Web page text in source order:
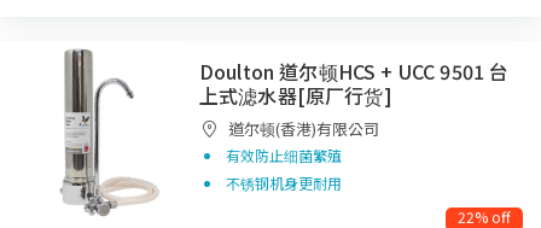
Doulton 道尔顿HCS + UCC 9501 台
上式滤水器[原厂行货]
道尔顿(香港)有限公司
有效防止细菌繁殖
不锈钢机身更耐用
22% off